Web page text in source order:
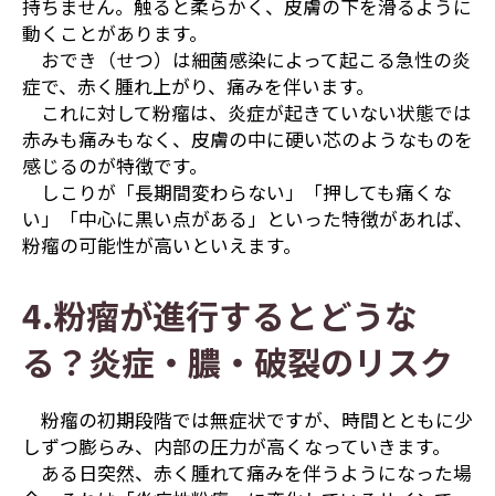
持ちません。触ると柔らかく、皮膚の下を滑るように
動くことがあります。
おでき（せつ）は細菌感染によって起こる急性の炎
症で、赤く腫れ上がり、痛みを伴います。
これに対して粉瘤は、炎症が起きていない状態では
赤みも痛みもなく、皮膚の中に硬い芯のようなものを
感じるのが特徴です。
しこりが「長期間変わらない」「押しても痛くな
い」「中心に黒い点がある」といった特徴があれば、
粉瘤の可能性が高いといえます。
4.粉瘤が進行するとどうな
る？炎症・膿・破裂のリスク
粉瘤の初期段階では無症状ですが、時間とともに少
しずつ膨らみ、内部の圧力が高くなっていきます。
ある日突然、赤く腫れて痛みを伴うようになった場